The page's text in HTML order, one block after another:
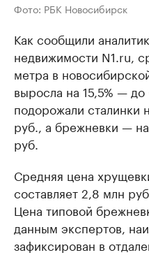
Фото: РБК Новосибирск
Как сообщили
недвижимости N1.ru,
метра в
выросла на 15,5% —
подорожали сталинки
руб., а брежневки — на
руб.
Средняя цена
составляет 2,8 млн
Цена типовой
данным экспертов,
зафиксирован в